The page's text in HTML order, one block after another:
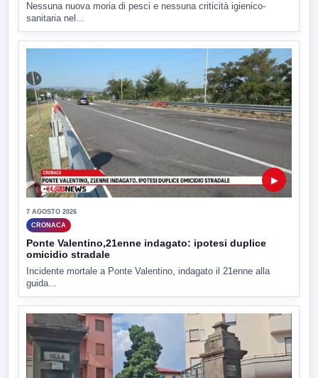
Nessuna nuova moria di pesci e nessuna criticità igienico-
sanitaria nel...
▶
7 AGOSTO 2026
CRONACA
Ponte Valentino,21enne indagato: ipotesi duplice
omicidio stradale
Incidente mortale a Ponte Valentino, indagato il 21enne alla
guida...